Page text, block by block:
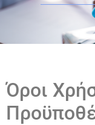
Όροι